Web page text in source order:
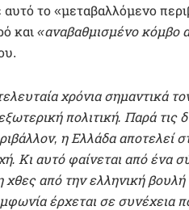
το «μεταβαλλόμενο
και «αναβαθμισμένο κόμβο
χρόνια σημαντικά
πολιτική. Παρά τις
η Ελλάδα αποτελεί
Κι αυτό φαίνεται από ένα
από την ελληνική
έρχεται σε